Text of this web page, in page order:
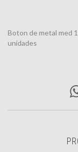
Boton de metal med
unidades